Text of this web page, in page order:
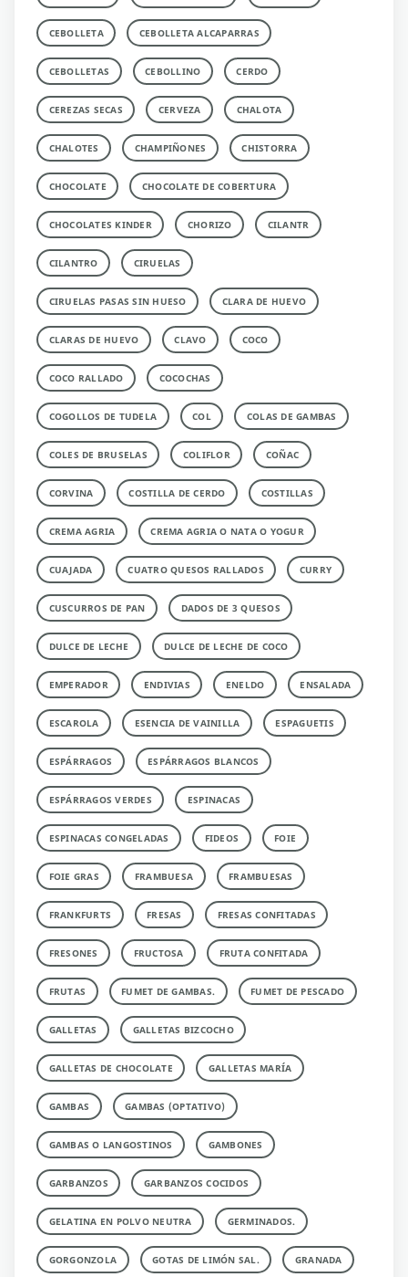
CEBOLLETA CEBOLLETA ALCAPARRAS
CEBOLLETAS CEBOLLINO CERDO
CEREZAS SECAS CERVEZA CHALOTA
CHALOTES CHAMPIÑONES CHISTORRA
CHOCOLATE CHOCOLATE DE COBERTURA
CHOCOLATES KINDER CHORIZO CILANTR
CILANTRO CIRUELAS
CIRUELAS PASAS SIN HUESO CLARA DE HUEVO
CLARAS DE HUEVO CLAVO COCO
COCO RALLADO COCOCHAS
COGOLLOS DE TUDELA COL COLAS DE GAMBAS
COLES DE BRUSELAS COLIFLOR COÑAC
CORVINA COSTILLA DE CERDO COSTILLAS
CREMA AGRIA CREMA AGRIA O NATA O YOGUR
CUAJADA CUATRO QUESOS RALLADOS CURRY
CUSCURROS DE PAN DADOS DE 3 QUESOS
DULCE DE LECHE DULCE DE LECHE DE COCO
EMPERADOR ENDIVIAS ENELDO ENSALADA
ESCAROLA ESENCIA DE VAINILLA ESPAGUETIS
ESPÁRRAGOS ESPÁRRAGOS BLANCOS
ESPÁRRAGOS VERDES ESPINACAS
ESPINACAS CONGELADAS FIDEOS FOIE
FOIE GRAS FRAMBUESA FRAMBUESAS
FRANKFURTS FRESAS FRESAS CONFITADAS
FRESONES FRUCTOSA FRUTA CONFITADA
FRUTAS FUMET DE GAMBAS. FUMET DE PESCADO
GALLETAS GALLETAS BIZCOCHO
GALLETAS DE CHOCOLATE GALLETAS MARÍA
GAMBAS GAMBAS (OPTATIVO)
GAMBAS O LANGOSTINOS GAMBONES
GARBANZOS GARBANZOS COCIDOS
GELATINA EN POLVO NEUTRA GERMINADOS.
GORGONZOLA GOTAS DE LIMÓN SAL. GRANADA